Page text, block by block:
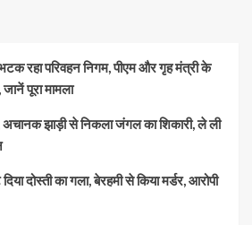
रहा परिवहन निगम, पीएम और गृह मंत्री के
पूरा मामला
अचानक झाड़ी से निकला जंगल का शिकारी, ले ली
दोस्ती का गला, बेरहमी से किया मर्डर, आरोपी